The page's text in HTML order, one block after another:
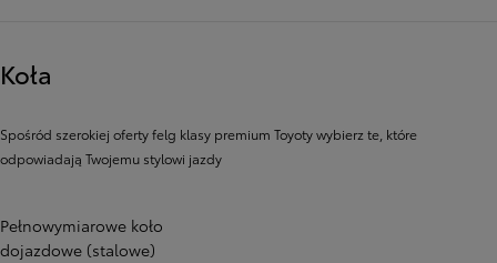
Koła
Spośród szerokiej oferty felg klasy premium Toyoty wybierz te, które
odpowiadają Twojemu stylowi jazdy
Pełnowymiarowe koło
dojazdowe (stalowe)